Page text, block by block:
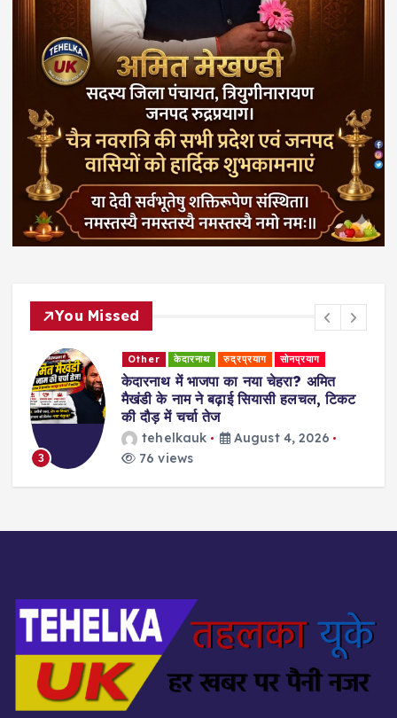
You Missed
3
Other केदारनाथ रुद्रप्रयाग सोनप्रयाग
केदारनाथ में भाजपा का नया चेहरा? अमित
मैखंडी के नाम ने बढ़ाई सियासी हलचल, टिकट
की दौड़ में चर्चा तेज
tehelkauk
August 4, 2026
76 views